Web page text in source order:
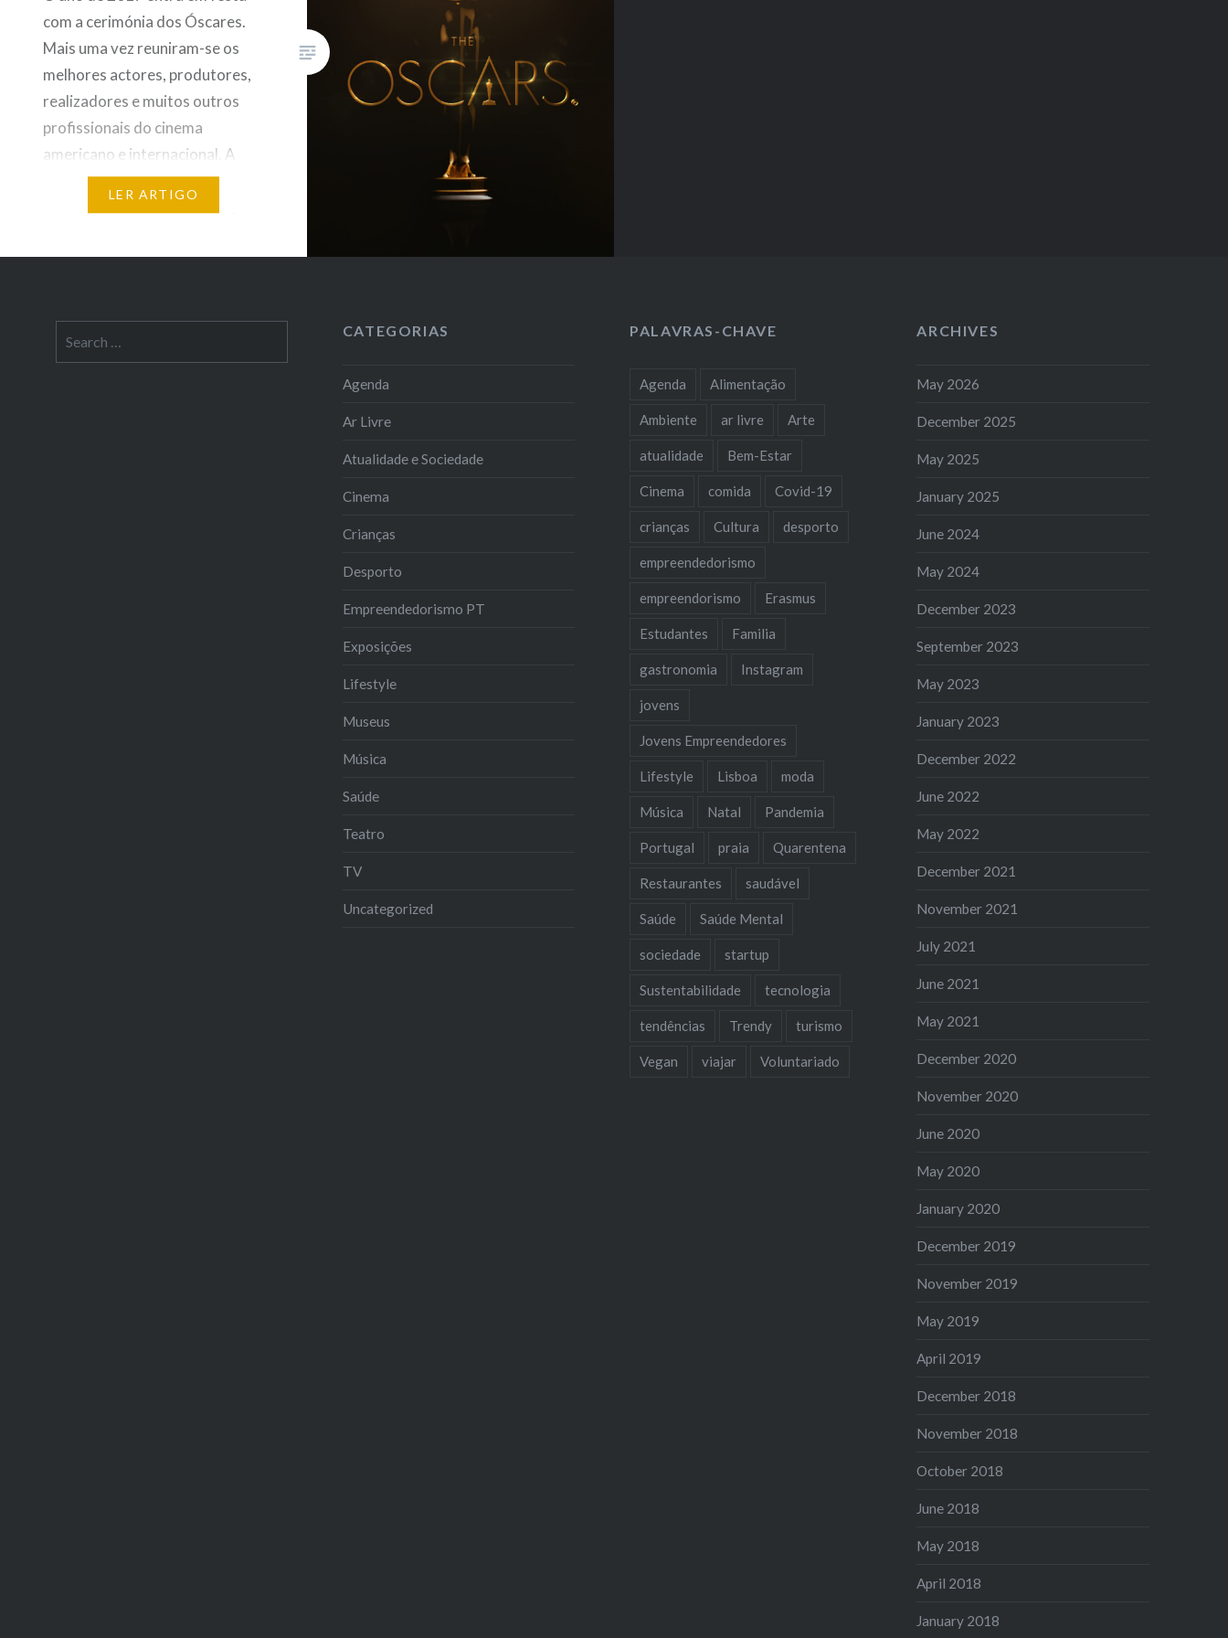
com a cerimónia dos Óscares.
Mais uma vez reuniram-se os
melhores actores, produtores,
realizadores e muitos outros
profissionais do cinema
americano e internacional. A
noite de Hollywood rende-se
involuntariamente, numa das
estudante apaixonado por…
LER ARTIGO
for:
CATEGORIAS
Agenda
Ar Livre
Atualidade e Sociedade
Cinema
Crianças
Desporto
Empreendedorismo PT
Exposições
Lifestyle
Museus
Música
Saúde
Teatro
TV
Uncategorized
PALAVRAS-CHAVE
Agenda Alimentação
Ambiente ar livre Arte
atualidade Bem-Estar
Cinema comida Covid-19
crianças Cultura desporto
empreendedorismo
empreendorismo Erasmus
Estudantes Familia
gastronomia Instagram
jovens
Jovens Empreendedores
Lifestyle Lisboa moda
Música Natal Pandemia
Portugal praia Quarentena
Restaurantes saudável
Saúde Saúde Mental
sociedade startup
Sustentabilidade tecnologia
tendências Trendy turismo
Vegan viajar Voluntariado
ARCHIVES
May 2026
December 2025
May 2025
January 2025
June 2024
May 2024
December 2023
September 2023
May 2023
January 2023
December 2022
June 2022
May 2022
December 2021
November 2021
July 2021
June 2021
May 2021
December 2020
November 2020
June 2020
May 2020
January 2020
December 2019
November 2019
May 2019
April 2019
December 2018
November 2018
October 2018
June 2018
May 2018
April 2018
January 2018